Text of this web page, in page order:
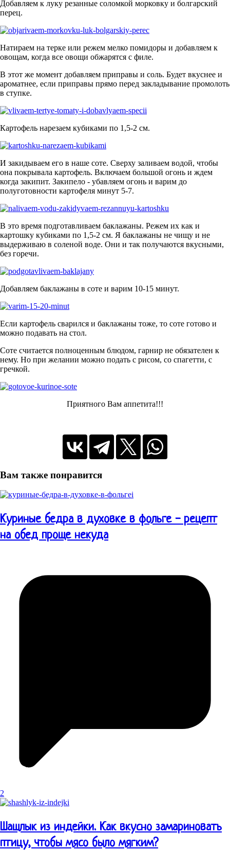
Добавляем к луку резанные соломкой морковку и болгарский
перец.
Натираем на терке или режем мелко помидоры и добавляем к
овощам, когда все овощи обжарятся с филе.
В этот же момент добавляем приправы и соль. Будет вкуснее и
ароматнее, если приправы прямо перед закладывание промолоть
в ступке.
Картофель нарезаем кубиками по 1,5-2 см.
И закидываем его в наше соте. Сверху заливаем водой, чтобы
она покрывала картофель. Включаем большой огонь и ждем
когда закипит. Закипело - убавляем огонь и варим до
полуготовности картофеля минут 5-7.
В это время подготавливаем баклажаны. Режем их как и
картошку кубиками по 1,5-2 см. Я баклажаны не чищу и не
выдерживаю в соленой воде. Они и так получаются вкусными,
без горечи.
Добавляем баклажаны в соте и варим 10-15 минут.
Если картофель сварился и баклажаны тоже, то соте готово и
можно подавать на стол.
Соте считается полноценным блюдом, гарнир не обязателен к
нему. Но при желании можно подать с рисом, со спагетти, с
гречкой.
Приятного Вам аппетита!!!
Вам также понравится
Куриные бедра в духовке в фольге - рецепт
на обед проще некуда
2
Шашлык из индейки. Как вкусно замариновать
птицу, чтобы мясо было мягким?